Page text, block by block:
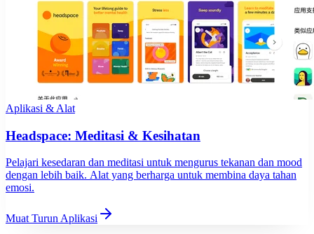
Aplikasi & Alat
Headspace: Meditasi & Kesihatan
Pelajari kesedaran dan meditasi untuk mengurus tekanan dan mood
dengan lebih baik. Alat yang berharga untuk membina daya tahan
emosi.
Muat Turun Aplikasi